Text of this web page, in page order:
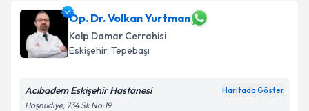
Op. Dr. Volkan Yurtman
Kalp Damar Cerrahisi
Eskişehir, Tepebaşı
Acıbadem Eskişehir Hastanesi Haritada Göster
Hoşnudiye, 734 Sk No:19